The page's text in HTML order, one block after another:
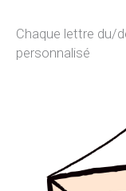
Chaque lettre du/
personnalisé